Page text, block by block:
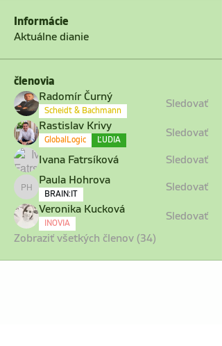
Informácie
Aktuálne dianie
členovia
Radomír Čurný
Scheidt & Bachmann
Sledovať
Rastislav Krivy
GlobalLogic ĽUDIA
Sledovať
Ivana Fatrsíková
Sledovať
Paula Hohrova
Paula Hohrova
BRAIN:IT
Sledovať
Veronika Kucková
INOVIA
Sledovať
Zobraziť všetkých členov (34)